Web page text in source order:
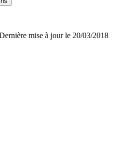
mise à jour le 20/03/2018